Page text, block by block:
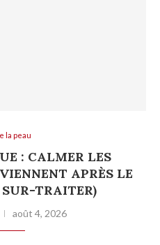
la peau
: CALMER LES
APRÈS LE
TRAITER)
août 4, 2026